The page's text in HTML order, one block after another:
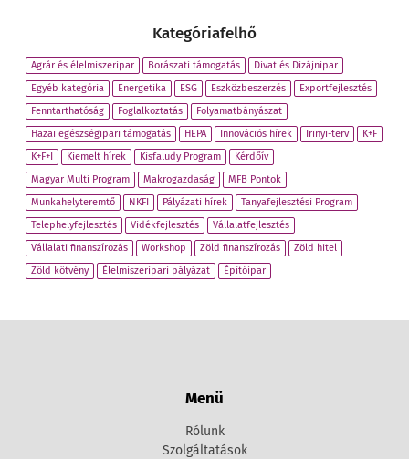
Kategóriafelhő
Agrár és élelmiszeripar Borászati támogatás
Divat és Dizájnipar
Egyéb kategória
Energetika ESG Eszközbeszerzés
Exportfejlesztés
Fenntarthatóság
Foglalkoztatás
Folyamatbányászat
Hazai egészségipari támogatás
HEPA Innovációs hírek Irinyi-terv
K+F
K+F+I
Kiemelt hírek Kisfaludy Program
Kérdőív
Magyar Multi Program
Makrogazdaság
MFB Pontok
Munkahelyteremtő
NKFI Pályázati hírek
Tanyafejlesztési Program
Telephelyfejlesztés
Vidékfejlesztés
Vállalatfejlesztés
Vállalati finanszírozás
Workshop Zöld finanszírozás
Zöld hitel
Zöld kötvény
Élelmiszeripari pályázat Építőipar
Menü
Rólunk
Szolgáltatások